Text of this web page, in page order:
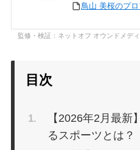
鳥山 美桜のプ
監修・検証：ネットオフ オウンドメディ
目次
【2026年2月最新
るスポーツとは？